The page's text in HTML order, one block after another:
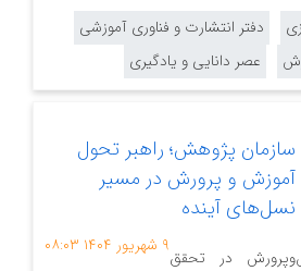
دفتر انتشارت و فناوری آموزشی
عصر دانایی و یادگیری
سازمان پژوهش؛ راهبر تحول
آموزش و پرورش در مسیر
نسل‌های آینده
۹ شهریور ۱۴۰۴ ۰۸:۰۳
در تحقق